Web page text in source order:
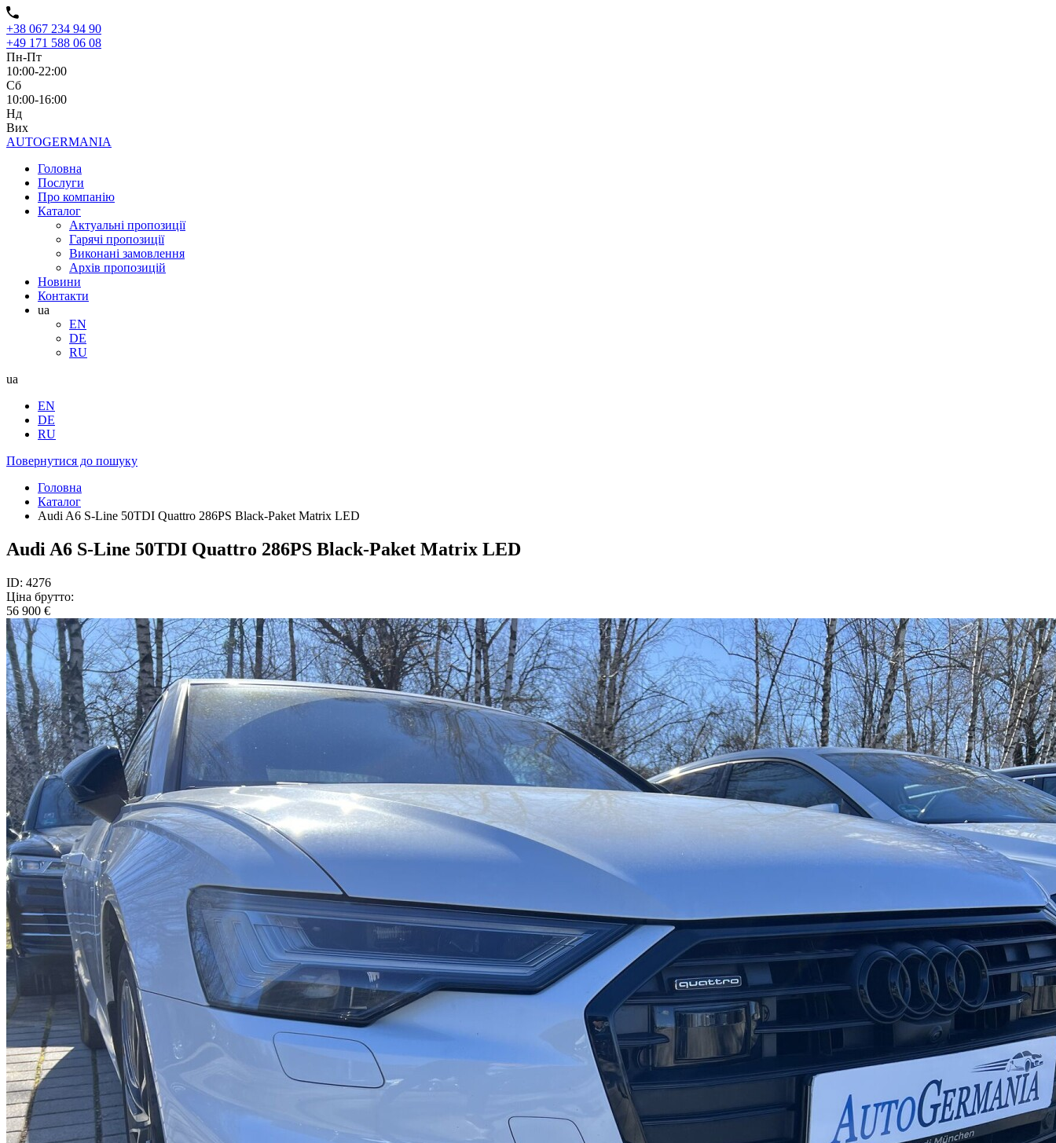
+38 067 234 94 90
+49 171 588 06 08
Пн-Пт
10:00-22:00
Сб
10:00-16:00
Нд
Вих
AUTOGERMANIA
Головна
Послуги
Про компанію
Каталог
Актуальні пропозиції
Гарячі пропозиції
Виконані замовлення
Архів пропозицій
Новини
Контакти
ua
EN
DE
RU
ua
EN
DE
RU
Повернутися до пошуку
Головна
Каталог
Audi A6 S-Line 50TDI Quattro 286PS Black-Paket Matrix LED
Audi A6 S-Line 50TDI Quattro 286PS Black-Paket Matrix LED
ID: 4276
Ціна брутто:
56 900 €